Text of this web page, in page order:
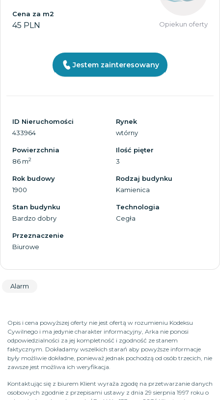
Cena za m2
45 PLN Opiekun oferty
Jestem zainteresowany
ID Nieruchomości
433964
Rynek
wtórny
Powierzchnia
86 m2
Ilość pięter
3
Rok budowy
1900
Rodzaj budynku
Kamienica
Stan budynku
Bardzo dobry
Technologia
Cegła
Przeznaczenie
Biurowe
Alarm
Opis i cena powyższej oferty nie jest ofertą w rozumieniu Kodeksu
Cywilnego i ma jedynie charakter informacyjny, Arka nie ponosi
odpowiedzialności za jej kompletność i zgodność ze stanem
faktycznym. Dokładamy wszelkich starań aby powyższe informacje
były możliwie dokładne, ponieważ jednak pochodzą od osób trzecich, nie
zawsze jest możliwa ich weryfikacja.
Kontaktując się z biurem Klient wyraża zgodę na przetwarzanie danych
osobowych zgodnie z przepisami ustawy z dnia 29 sierpnia 1997 roku o